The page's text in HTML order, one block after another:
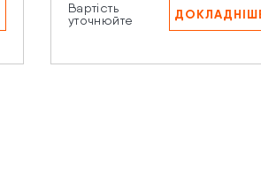
Вартість
уточнюйте
Натискаючи кнопку